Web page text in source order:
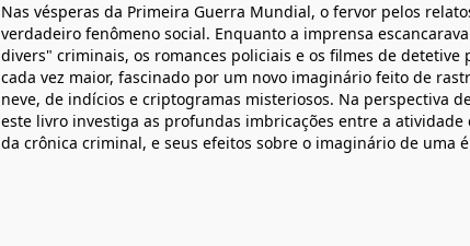
Nas vésperas da Primeira Guerra Mundial, o fervor pelos
verdadeiro fenômeno social. Enquanto a imprensa
divers" criminais, os romances policiais e os filmes de
cada vez maior, fascinado por um novo imaginário feito de
neve, de indícios e criptogramas misteriosos. Na perspectiva
este livro investiga as profundas imbricações entre a
da crônica criminal, e seus efeitos sobre o imaginário de uma